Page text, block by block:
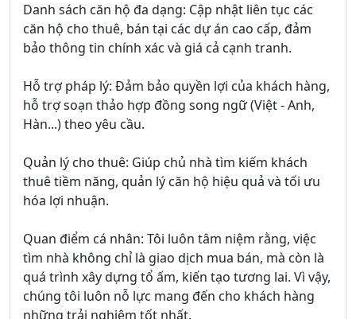
Danh sách căn hộ đa dạng: Cập nhật liên tục các
căn hộ cho thuê, bán tại các dự án cao cấp, đảm
bảo thông tin chính xác và giá cả cạnh tranh.
Hỗ trợ pháp lý: Đảm bảo quyền lợi của khách hàng,
hỗ trợ soạn thảo hợp đồng song ngữ (Việt - Anh,
Hàn...) theo yêu cầu.
Quản lý cho thuê: Giúp chủ nhà tìm kiếm khách
thuê tiềm năng, quản lý căn hộ hiệu quả và tối ưu
hóa lợi nhuận.
Quan điểm cá nhân: Tôi luôn tâm niệm rằng, việc
tìm nhà không chỉ là giao dịch mua bán, mà còn là
quá trình xây dựng tổ ấm, kiến tạo tương lai. Vì vậy,
chúng tôi luôn nỗ lực mang đến cho khách hàng
những trải nghiệm tốt nhất.